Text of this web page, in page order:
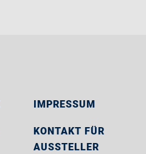
IMPRESSUM
KONTAKT FÜR
AUSSTELLER